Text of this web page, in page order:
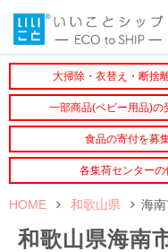
大掃除・衣替え・断捨
一部商品(ベビー用品)の
食品の寄付を募
各集荷センター
HOME 和歌山県 海
和歌山県海南